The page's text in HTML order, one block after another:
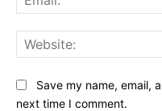
Save my name, email,
next time I comment.